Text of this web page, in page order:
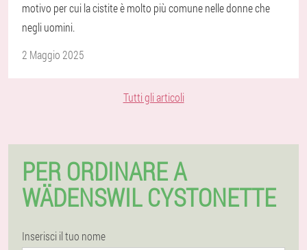
motivo per cui la cistite è molto più comune nelle donne che
negli uomini.
2 Maggio 2025
Tutti gli articoli
PER ORDINARE A
WÄDENSWIL CYSTONETTE
Inserisci il tuo nome